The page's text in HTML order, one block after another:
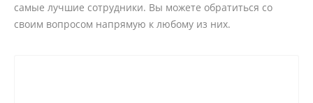
самые лучшие сотрудники. Вы можете обратиться со
своим вопросом напрямую к любому из них.